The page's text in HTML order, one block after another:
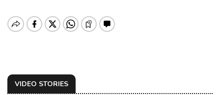
VIDEO STORIES